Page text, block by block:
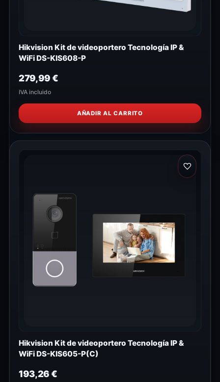
Hikvision Kit de videoportero Tecnología IP &
WiFi DS-KIS608-P
279,99€
IVA incluido
AÑADIR AL CARRITO
Hikvision Kit de videoportero Tecnología IP &
WiFi DS-KIS605-P(C)
193,26€